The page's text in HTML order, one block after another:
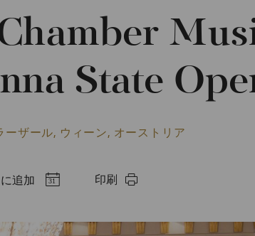
State
ザール, ウィーン, オーストリア
追加 印刷